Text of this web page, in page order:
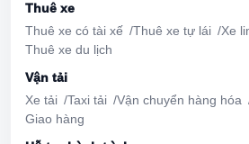
Thuê xe
Thuê xe có tài xế
Thuê xe tự lái
Xe
Thuê xe du lịch
Vận tải
Xe tải
Taxi tải Vận chuyển hàng hóa
Giao hàng